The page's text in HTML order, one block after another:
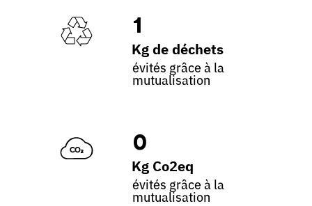
1
Kg de déchets
évités grâce à la
mutualisation
0
Kg Co2eq
évités grâce à la
mutualisation